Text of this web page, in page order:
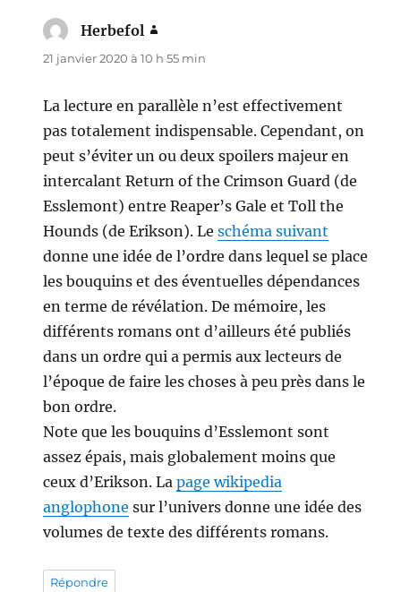
Herbefol
21 janvier 2020 à 10 h 55 min
La lecture en parallèle n’est effectivement
pas totalement indispensable. Cependant, on
peut s’éviter un ou deux spoilers majeur en
intercalant Return of the Crimson Guard (de
Esslemont) entre Reaper’s Gale et Toll the
Hounds (de Erikson). Leschéma suivant
donne une idée de l’ordre dans lequel se place
les bouquins et des éventuelles dépendances
en terme de révélation. De mémoire, les
différents romans ont d’ailleurs été publiés
dans un ordre qui a permis aux lecteurs de
l’époque de faire les choses à peu près dans le
bon ordre.
Note que les bouquins d’Esslemont sont
assez épais, mais globalement moins que
ceux d’Erikson. Lapage wikipedia
anglophone sur l’univers donne une idée des
volumes de texte des différents romans.
Répondre